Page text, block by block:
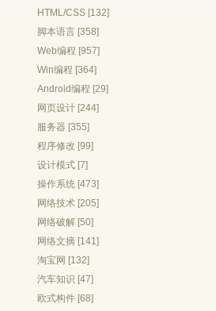
HTML/CSS [132]
脚本语言 [358]
Web编程 [957]
Win编程 [364]
Android编程 [29]
网页设计 [244]
服务器 [355]
程序修改 [99]
设计模式 [7]
操作系统 [473]
网络技术 [205]
网络破解 [50]
网络文摘 [141]
淘宝网 [132]
汽车知识 [47]
欧式构件 [68]